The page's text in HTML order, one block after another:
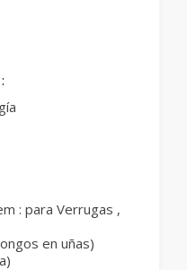
: para Verrugas ,
en uñas)